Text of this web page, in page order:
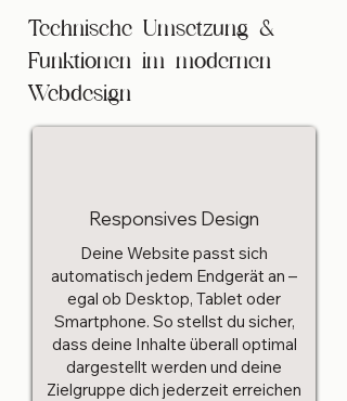
Technische Umsetzung &
Funktionen im modernen
Webdesign
Responsives Design
Deine Website passt sich
automatisch jedem Endgerät an –
egal ob Desktop, Tablet oder
Smartphone. So stellst du sicher,
dass deine Inhalte überall optimal
dargestellt werden und deine
Zielgruppe dich jederzeit erreichen